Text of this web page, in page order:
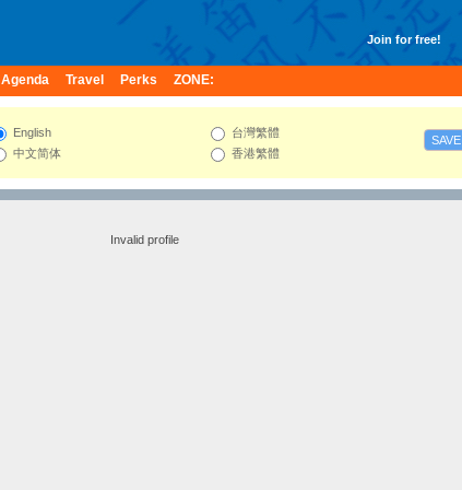
Join for free!
Agenda Travel Perks ZONE:
English
中文简体
台灣繁體
香港繁體
SAVE
Invalid profile